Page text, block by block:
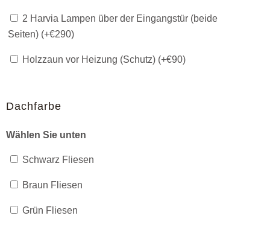
2 Harvia Lampen über der Eingangstür (beide
Seiten) (+€290)
Holzzaun vor Heizung (Schutz) (+€90)
Dachfarbe
Wählen Sie unten
Schwarz Fliesen
Braun Fliesen
Grün Fliesen